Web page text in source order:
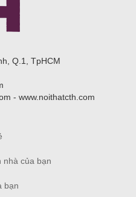
Q.1, TpHCM
- www.noithatcth.com
nhà của bạn
bạn